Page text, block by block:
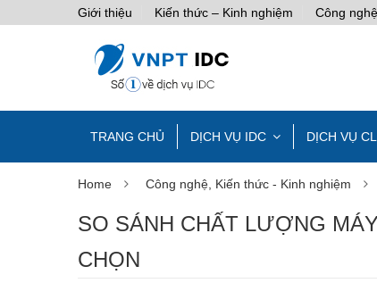
Giới thiệu Kiến thức – Kinh nghiệm Công nghệ
TRANG CHỦ DỊCH VỤ IDC DỊCH VỤ
Home Công nghệ, Kiến thức - Kinh nghiệm
SO SÁNH CHẤT LƯỢNG
CHỌN